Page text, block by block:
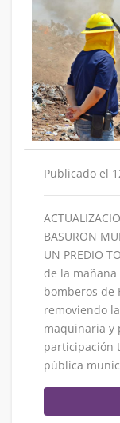
Publicado el
BASURON
UN PREDIO
de la
bomberos de
removiendo
maquinaria y
participación
pública